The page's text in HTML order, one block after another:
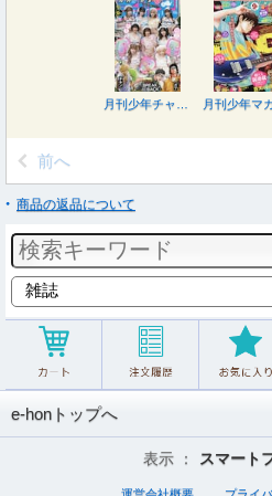
前へ
商品の返品について
e-honトップへ
表示 ： スマート